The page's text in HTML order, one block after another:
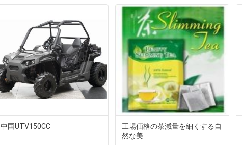
中国UTV150CC
工場価格の茶減量を細くする自
然な美